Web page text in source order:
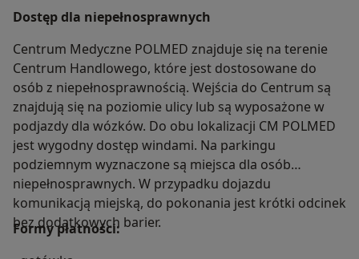
Dostęp dla niepełnosprawnych
Centrum Medyczne POLMED znajduje się na terenie
Centrum Handlowego, które jest dostosowane do
osób z niepełnosprawnością. Wejścia do Centrum są
znajdują się na poziomie ulicy lub są wyposażone w
podjazdy dla wózków. Do obu lokalizacji CM POLMED
jest wygodny dostęp windami. Na parkingu
podziemnym wyznaczone są miejsca dla osób
niepełnosprawnych. W przypadku dojazdu
komunikacją miejską, do pokonania jest krótki odcinek
bez dodatkowych barier.
Formy płatności: